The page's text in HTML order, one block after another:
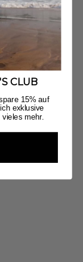
CLUB
15% auf
exklusive
mehr.